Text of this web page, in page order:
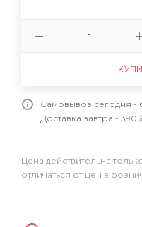
Самовывоз сегодня -
Доставка завтра - 390
Цена действительна
отличаться от цен в